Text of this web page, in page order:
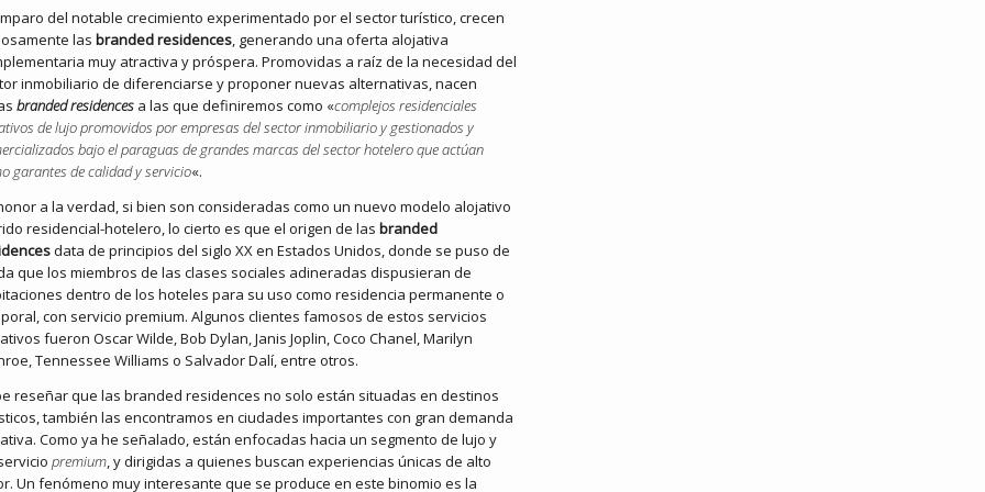
del notable crecimiento experimentado por el sector turístico, crecen
las branded residences, generando una oferta alojativa
muy atractiva y próspera. Promovidas a raíz de la necesidad del
inmobiliario de diferenciarse y proponer nuevas alternativas, nacen
branded residences a las que definiremos como «complejos residenciales
de lujo promovidos por empresas del sector inmobiliario y gestionados y
bajo el paraguas de grandes marcas del sector hotelero que actúan
garantes de calidad y servicio«.
a la verdad, si bien son consideradas como un nuevo modelo alojativo
residencial-hotelero, lo cierto es que el origen de las branded
data de principios del siglo XX en Estados Unidos, donde se puso de
que los miembros de las clases sociales adineradas dispusieran de
dentro de los hoteles para su uso como residencia permanente o
con servicio premium. Algunos clientes famosos de estos servicios
fueron Oscar Wilde, Bob Dylan, Janis Joplin, Coco Chanel, Marilyn
Tennessee Williams o Salvador Dalí, entre otros.
reseñar que las branded residences no solo están situadas en destinos
también las encontramos en ciudades importantes con gran demanda
Como ya he señalado, están enfocadas hacia un segmento de lujo y
premium, y dirigidas a quienes buscan experiencias únicas de alto
Un fenómeno muy interesante que se produce en este binomio es la